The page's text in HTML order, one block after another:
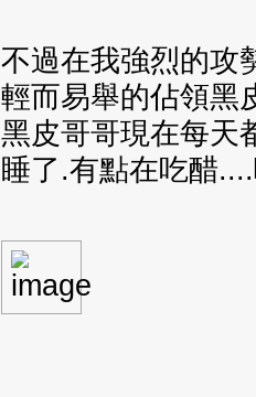
不過在我強烈的攻
輕而易舉的佔領黑
黑皮哥哥現在每天
睡了.有點在吃醋